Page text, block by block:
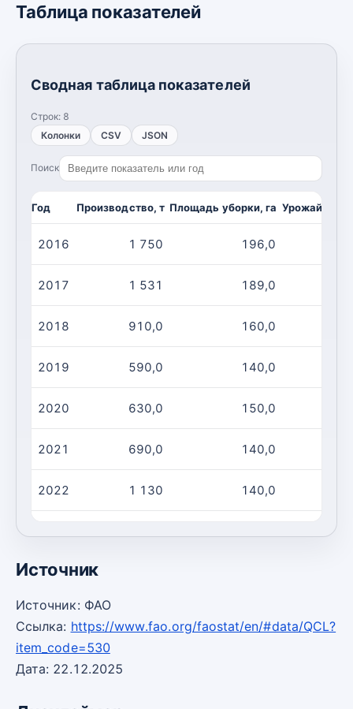
Таблица показателей
Сводная таблица показателей
Строк: 8
Колонки
CSV JSON
Поиск
Год Производство, т Площадь уборки, га
2016 1 750 196,0
2017 1 531 189,0
2018 910,0 160,0
2019 590,0 140,0
2020 630,0 150,0
2021 690,0 140,0
2022 1 130 140,0
Источник
Источник: ФАО
Ссылка: https://www.fao.org/faostat/en/#data/QCL?
item_code=530
Дата: 22.12.2025